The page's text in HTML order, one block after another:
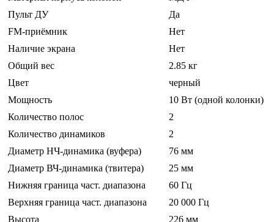
Пульт ДУ
Да
FM-приёмник
Нет
Наличие экрана
Нет
Общий вес
2.85 кг
Цвет
черный
Мощность
10 Вт (одной колонки)
Количество полос
2
Количество динамиков
2
Диаметр НЧ-динамика (вуфера)
76 мм
Диаметр ВЧ-динамика (твитера)
25 мм
Нижняя граница част. диапазона
60 Гц
Верхняя граница част. диапазона
20 000 Гц
Высота
226 мм